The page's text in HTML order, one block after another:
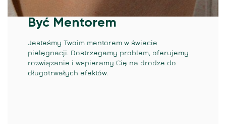
Być Mentorem
Jesteśmy Twoim mentorem w świecie
pielęgnacji. Dostrzegamy problem, oferujemy
rozwiązanie i wspieramy Cię na drodze do
długotrwałych efektów.